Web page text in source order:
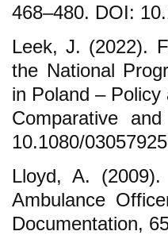
468–480. DOI:
Leek, J. (2022).
the National
in Poland –
Comparative
10.1080/
Lloyd, A.
Ambulance
Documentation,